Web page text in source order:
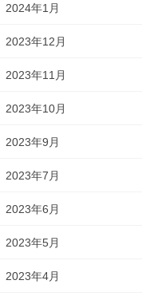
2024年1月
2023年12月
2023年11月
2023年10月
2023年9月
2023年7月
2023年6月
2023年5月
2023年4月